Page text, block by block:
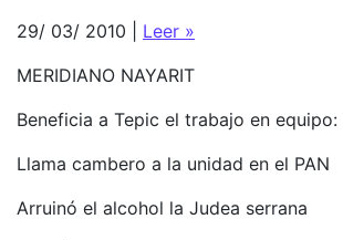
29/ 03/ 2010 | Leer »
MERIDIANO NAYARIT
Beneficia a Tepic el trabajo en equipo:
Llama cambero a la unidad en el PAN
Arruinó el alcohol la Judea serrana